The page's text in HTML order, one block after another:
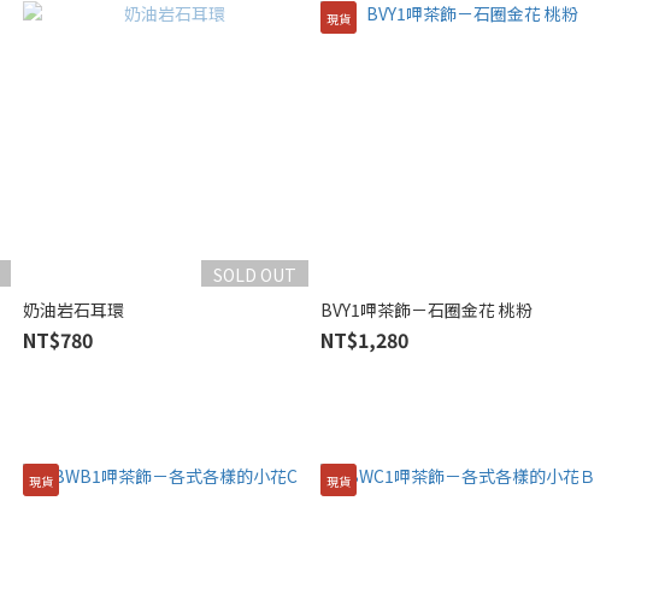
SOLD OUT
奶油岩石耳環
NT$780
現貨
BVY1呷茶飾－石圈金花 桃粉
NT$1,280
現貨 現貨